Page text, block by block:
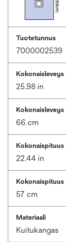
Tuotetunnus
7000002539
Kokonaisleveys
25.98 in
66 cm
Kokonaispituus
22.44 in
Kokonaispituus
57 cm
Materiaali
Kuitukangas